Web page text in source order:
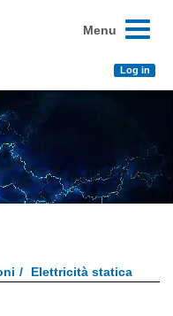
Toggle
Menu
Log in
Elettricità statica